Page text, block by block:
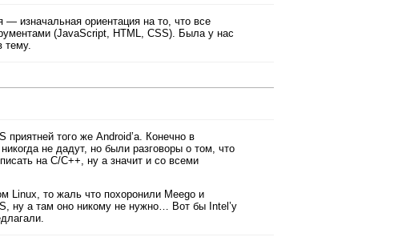
изначальная ориентация на то, что все
(JavaScript, HTML, CSS). Была у нас
тему.
того же Android’а. Конечно в
не дадут, но были разговоры о том, что
на C/C++, ну а значит и со всеми
Linux, то жаль что похоронили Meego и
ну а там оно никому не нужно… Вот бы Intel’у